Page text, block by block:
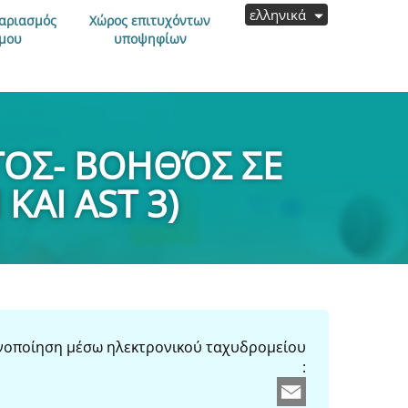
μου
Χώρος επιτυχόντων
υποψηφίων
ελληνικά
ΒΟΗΘΌΣ ΣΕ
AST 3)
μέσω ηλεκτρονικού ταχυδρομείου
: